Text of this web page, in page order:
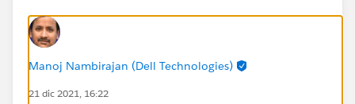
Manoj Nambirajan (Dell Technologies)
21 dic 2021, 16:22